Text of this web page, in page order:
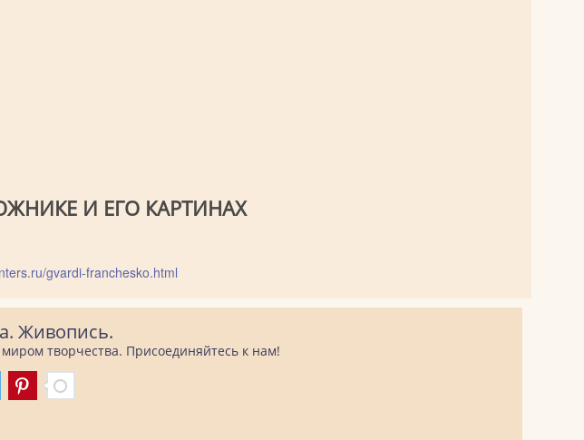
И ЕГО КАРТИНАХ
gvardi-franchesko.html
Живопись.
творчества. Присоединяйтесь к нам!